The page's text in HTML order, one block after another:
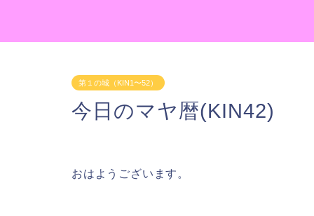
第１の城（KIN1〜52）
今日のマヤ暦(KIN42)
おはようございます。